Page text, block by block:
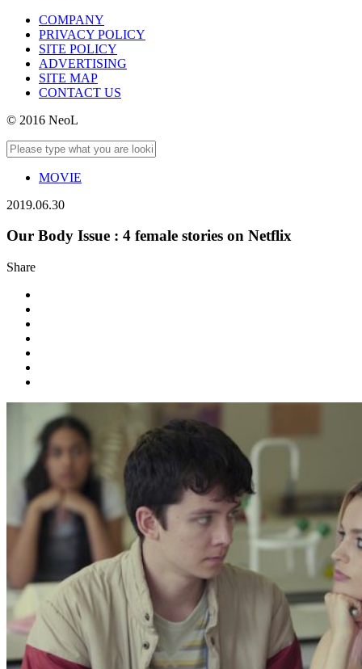
COMPANY
PRIVACY POLICY
SITE POLICY
ADVERTISING
SITE MAP
CONTACT US
© 2016 NeoL
MOVIE
2019.06.30
Our Body Issue : 4 female stories on Netflix
Share